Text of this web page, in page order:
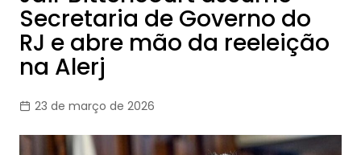
Secretaria de Governo do
RJ e abre mão da reeleição
na Alerj
23 de março de 2026